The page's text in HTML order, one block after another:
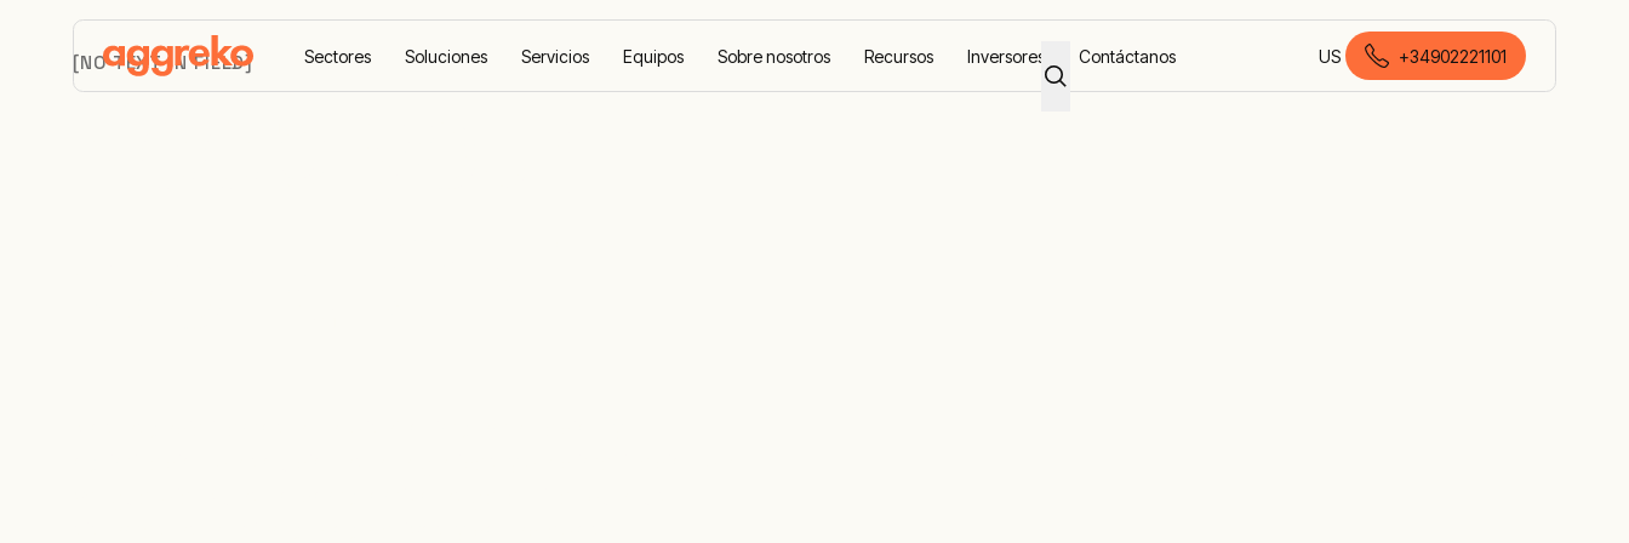
Sectores Soluciones Servicios Equipos Sobre nosotros Recursos Inversores Contáctanos US
español de España
+34902221101
[NO TEXT IN FIELD]